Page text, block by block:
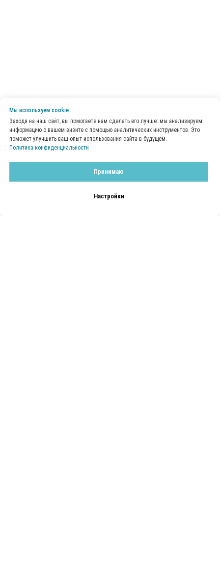
Мы используем сookie
Заходя на наш сайт, вы помогаете нам сделать его лучше: мы анализируем
информацию о вашем визите с помощью аналитических инструментов. Это
поможет улучшить ваш опыт использования сайта в будущем.
Политика конфиденциальности
Принимаю
Настройки